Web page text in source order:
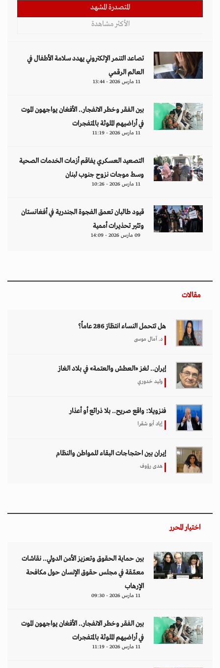
المتصدرة المشهد
الأكثر مشاهدة
تصاعد التنمر الإلكتروني يهدد سلامة الأطفال في
العالم الرقمي
11 مارس 2026 - 13:44
بين الفقر وخطر الانفجار.. الأفغان يواجهون الموت
في أراضيهم الملوثة بالمتفجرات
11 مارس 2026 - 11:19
التصعيد العسكري يفاقم أزمات الخدمات الصحية
وسط موجات نزوح جنوب لبنان
11 مارس 2026 - 10:26
قيود طالبان تعمق الفجوة الجندرية في أفغانستان
وتثير تحذيرات أممية
09 مارس 2026 - 14:09
مقالات
هل تتحمل النساء انتظارَ 286 عاماً؟
د. آمال موسى
إيران.. لغز «العطش والعتمة» في بلاد الغاز
وليد خدوري
فنزويلا: واقع صريح.. بلا ذرائع أو أعذار
إياد أبو شقرا
إيران بين احتجاجات البقاء للمواطن والنظام
هدى رؤوف
اختيار المحرر
بين حماية الحقوق وتعزيز الأمن الدولي.. نقاشات
معمّقة في مجلس حقوق الإنسان حول مكافحة
الإرهاب
11 مارس 2026 - 09:30
بين الفقر وخطر الانفجار.. الأفغان يواجهون الموت
في أراضيهم الملوثة بالمتفجرات
11 مارس 2026 - 11:19